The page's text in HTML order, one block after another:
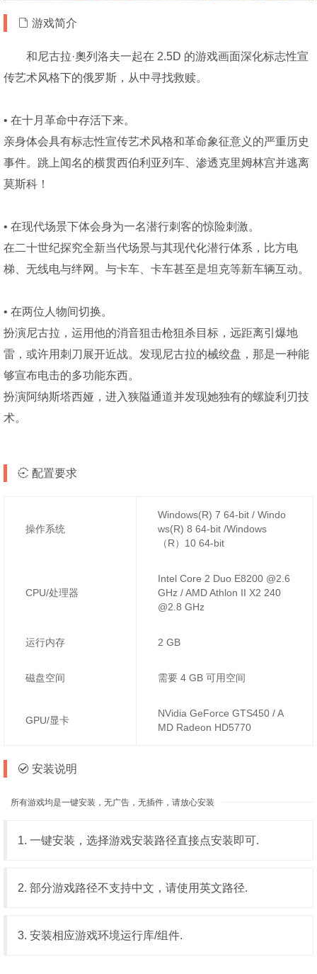
游戏简介
和尼古拉·奧列洛夫一起在 2.5D 的游戏画面深化标志性宣
传艺术风格下的俄罗斯，从中寻找救赎。
• 在十月革命中存活下来。
亲身体会具有标志性宣传艺术风格和革命象征意义的严重历史
事件。跳上闻名的横贯西伯利亚列车、渗透克里姆林宫并逃离
莫斯科！
• 在现代场景下体会身为一名潜行刺客的惊险刺激。
在二十世纪探究全新当代场景与其现代化潜行体系，比方电
梯、无线电与绊网。与卡车、卡车甚至是坦克等新车辆互动。
• 在两位人物间切换。
扮演尼古拉，运用他的消音狙击枪狙杀目标，远距离引爆地
雷，或许用刺刀展开近战。发现尼古拉的械绞盘，那是一种能
够宣布电击的多功能东西。
扮演阿纳斯塔西娅，进入狭隘通道并发现她独有的螺旋利刃技
术。
配置要求
操作系统
Windows(R) 7 64-bit / Windo
ws(R) 8 64-bit /Windows
（R）10 64-bit
CPU/处理器
Intel Core 2 Duo E8200 @2.6
GHz / AMD Athlon II X2 240
@2.8 GHz
运行内存 2 GB
磁盘空间 需要 4 GB 可用空间
GPU/显卡
NVidia GeForce GTS450 / A
MD Radeon HD5770
安装说明
所有游戏均是一键安装，无广告，无插件，请放心安装
1. 一键安装，选择游戏安装路径直接点安装即可.
2. 部分游戏路径不支持中文，请使用英文路径.
3. 安装相应游戏环境运行库/组件.